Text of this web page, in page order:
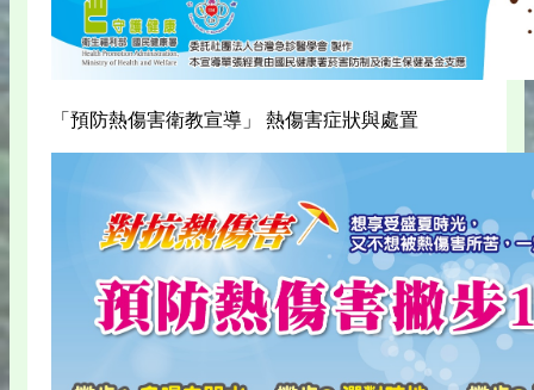
「預防熱傷害衛教宣導」 熱傷害症狀與處置